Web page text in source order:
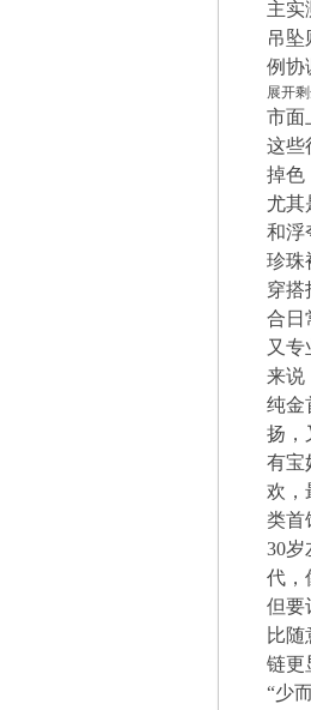
主实
吊
例协
展开
市面
这些
掉色
尤其
和浮
珍珠
穿搭
合日
又
来说
纯金
扬，
有宝
欢，
类首
30
代，
但要
比
链更
“少